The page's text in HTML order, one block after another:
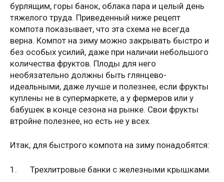
бурлящим, горы банок, облака пара и целый день
тяжелого труда. Приведенный ниже рецепт
компота показывает, что эта схема не всегда
верна. Компот на зиму можно закрывать быстро и
без особых усилий, даже при наличии небольшого
количества фруктов. Плоды для него
необязательно должны быть глянцево-
идеальными, даже лучше и полезнее, если фрукты
куплены не в супермаркете, а у фермеров или у
бабушек в конце сезона на рынке. Свои фрукты
втройне полезнее, но есть не у всех.
Итак, для быстрого компота на зиму понадобятся:
Трехлитровые банки с железными крышками.